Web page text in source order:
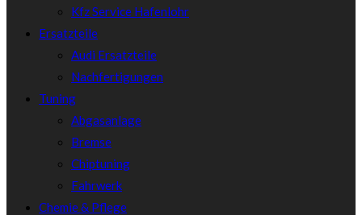
Kfz Service Hafenlohr
Ersatzteile
Audi Ersatzteile
Nachfertigungen
Tuning
Abgasanlage
Bremse
Chiptuning
Fahrwerk
Chemie & Pflege